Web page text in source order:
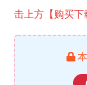
击上方【购买